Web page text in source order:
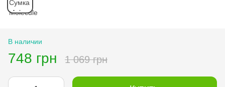
В наличии
748 грн 1 069 грн